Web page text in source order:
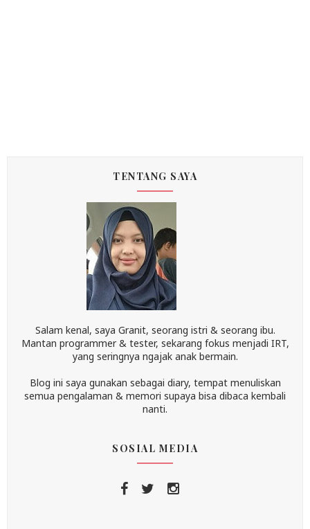
TENTANG SAYA
Salam kenal, saya Granit, seorang istri & seorang ibu.
Mantan programmer & tester, sekarang fokus menjadi IRT,
yang seringnya ngajak anak bermain.
Blog ini saya gunakan sebagai diary, tempat menuliskan
semua pengalaman & memori supaya bisa dibaca kembali
nanti.
SOSIAL MEDIA